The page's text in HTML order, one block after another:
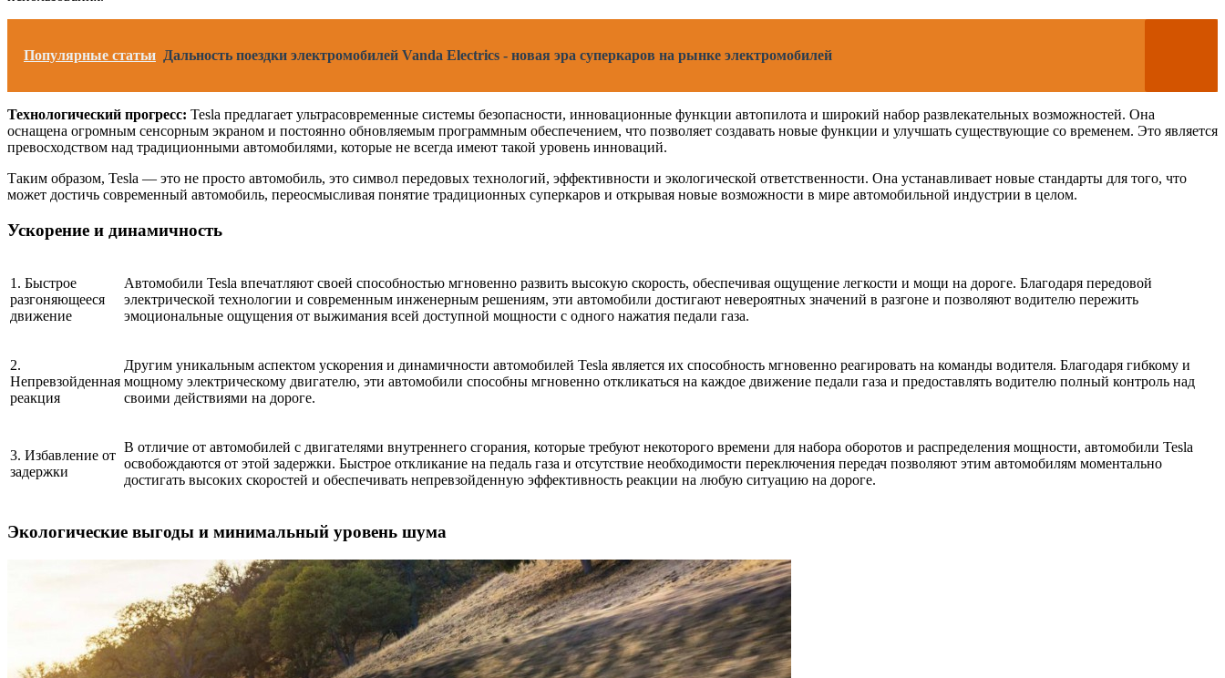
Популярные статьи Дальность поездки электромобилей Vanda Electrics - новая эра суперкаров на рынке электромобилей
Технологический прогресс: Tesla предлагает ультрасовременные системы безопасности, инновационные функции автопилота и широкий набор развлекательных возможностей. Она
оснащена огромным сенсорным экраном и постоянно обновляемым программным обеспечением, что позволяет создавать новые функции и улучшать существующие со временем. Это является
превосходством над традиционными автомобилями, которые не всегда имеют такой уровень инноваций.
Таким образом, Tesla — это не просто автомобиль, это символ передовых технологий, эффективности и экологической ответственности. Она устанавливает новые стандарты для того, что
может достичь современный автомобиль, переосмысливая понятие традиционных суперкаров и открывая новые возможности в мире автомобильной индустрии в целом.
Ускорение и динамичность
1. Быстрое
разгоняющееся
движение
Автомобили Tesla впечатляют своей способностью мгновенно развить высокую скорость, обеспечивая ощущение легкости и мощи на дороге. Благодаря передовой
электрической технологии и современным инженерным решениям, эти автомобили достигают невероятных значений в разгоне и позволяют водителю пережить
эмоциональные ощущения от выжимания всей доступной мощности с одного нажатия педали газа.
2.
Непревзойденная
реакция
Другим уникальным аспектом ускорения и динамичности автомобилей Tesla является их способность мгновенно реагировать на команды водителя. Благодаря гибкому и
мощному электрическому двигателю, эти автомобили способны мгновенно откликаться на каждое движение педали газа и предоставлять водителю полный контроль над
своими действиями на дороге.
3. Избавление от
задержки
В отличие от автомобилей с двигателями внутреннего сгорания, которые требуют некоторого времени для набора оборотов и распределения мощности, автомобили Tesla
освобождаются от этой задержки. Быстрое откликание на педаль газа и отсутствие необходимости переключения передач позволяют этим автомобилям моментально
достигать высоких скоростей и обеспечивать непревзойденную эффективность реакции на любую ситуацию на дороге.
Экологические выгоды и минимальный уровень шума